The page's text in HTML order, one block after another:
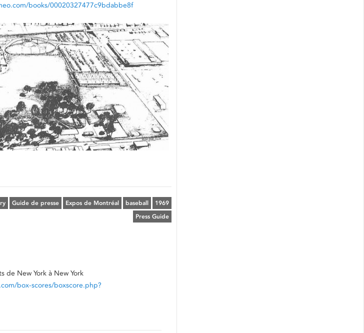
books/00020327477c9bdabbe8f
1969
baseball
Expos de Montréal
Guide de presse
Press Guide
de New York à New York
box-scores/boxscore.php?